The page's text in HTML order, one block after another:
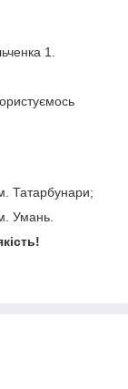
1.
Татарбунари;
Умань.